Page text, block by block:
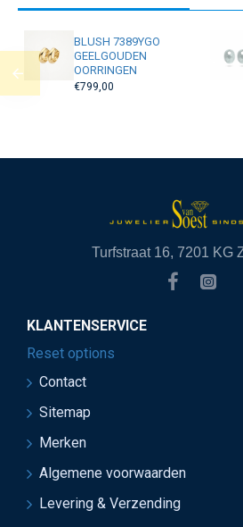
BLUSH 7389YGO
GEELGOUDEN
OORRINGEN
€799,00
Turfstraat 16, 7201 KG
KLANTENSERVICE
Reset options
Contact
Sitemap
Merken
Algemene voorwaarden
Levering & Verzending